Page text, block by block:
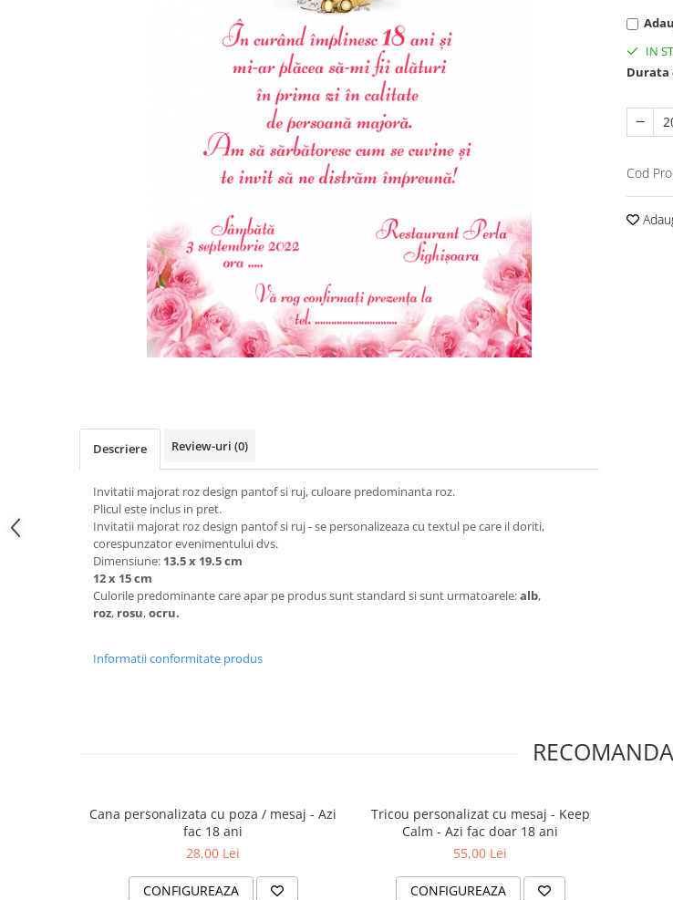
IN
Durata
Cod
Descriere Review-uri (0)
Invitatii majorat roz design pantof si ruj, culoare predominanta roz.
Plicul este inclus in pret.
Invitatii majorat roz design pantof si ruj - se personalizeaza cu textul pe care il doriti,
corespunzator evenimentului dvs.
Dimensiune: 13.5 x 19.5 cm
12 x 15 cm
Culorile predominante care apar pe produs sunt standard si sunt urmatoarele:alb,
roz, rosu,ocru.
Informatii conformitate produs
Cana personalizata cu poza / mesaj - Azi
fac 18 ani
28,00 Lei
CONFIGUREAZA
Tricou personalizat cu mesaj - Keep
Calm - Azi fac doar 18 ani
55,00 Lei
CONFIGUREAZA